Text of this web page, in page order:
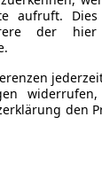
aufruft.
der hier
den